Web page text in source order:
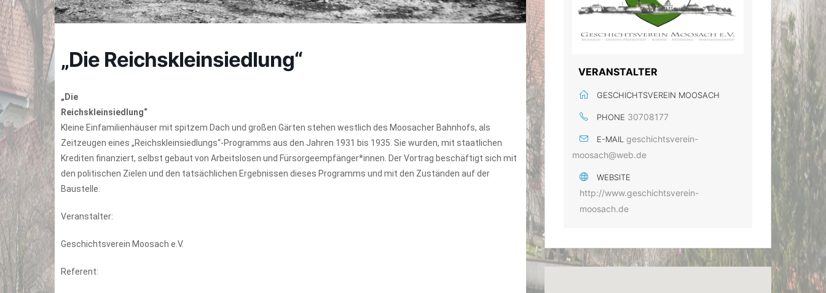
„Die Reichskleinsiedlung“
„Die
Reichskleinsiedlung“
Kleine Einfamilienhäuser mit spitzem Dach und großen Gärten stehen westlich des Moosacher Bahnhofs, als
Zeitzeugen eines „Reichskleinsiedlungs“-Programms aus den Jahren 1931 bis 1935. Sie wurden, mit staatlichen
Krediten finanziert, selbst gebaut von Arbeitslosen und Fürsorgeempfänger*innen. Der Vortrag beschäftigt sich mit
den politischen Zielen und den tatsächlichen Ergebnissen dieses Programms und mit den Zuständen auf der
Baustelle.
Veranstalter:
Geschichtsverein Moosach e.V.
Referent:
VERANSTALTER
GESCHICHTSVEREIN MOOSACH
PHONE 30708177
E-MAIL geschichtsverein-
moosach@web.de
WEBSITE
http://www.geschichtsverein-
moosach.de